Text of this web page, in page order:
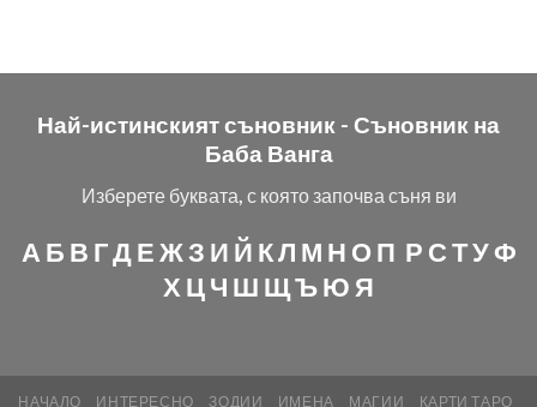
Най-истинският съновник - Съновник на
Баба Ванга
Изберете буквата, с която започва съня ви
А Б В ГДЕЖЗ И Й КЛ М Н О П Р СТУФ
ХЦЧ Ш ЩЪЮЯ
НАЧАЛО ИНТЕРЕСНО ЗОДИИ ИМЕНА МАГИИ КАРТИ ТАРО